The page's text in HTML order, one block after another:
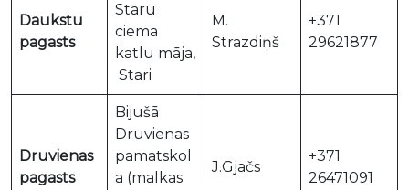
Daukstu
pagasts
Staru
ciema
katlu māja,
Stari
M.
Strazdiņš
+371
29621877
Druvienas
pagasts
Bijušā
Druvienas
pamatskol
a (malkas
J.Gjačs
+371
26471091